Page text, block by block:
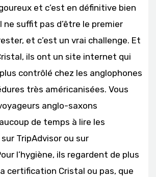
et c’est en définitive bien
ne suffit pas d’être le premier
et c’est un vrai challenge. Et
ils ont un site internet qui
contrôlé chez les anglophones
très américanisées. Vous
anglo-saxons
de temps à lire les
TripAdvisor ou sur
l’hygiène, ils regardent de plus
certification Cristal ou pas, que